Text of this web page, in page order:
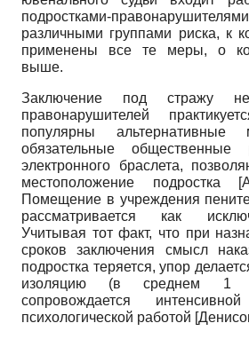
подростками-
различными группами риска, к
применены все те меры, о
выше.
Заключение под стражу
правонарушителей
популярны
обязательные
электронного браслета,
местоположение подростка [
Помещение в учреждения
рассматривается как
Учитывая тот факт, что при
сроков заключения смысл
подростка теряется, упор
изоляцию (в среднем 1
сопровождается
психологической работой [